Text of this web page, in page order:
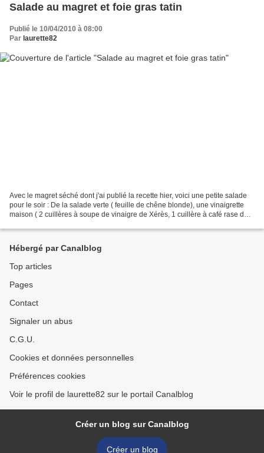
Salade au magret et foie gras tatin
Publié le 10/04/2010 à 08:00
Par laurette82
Avec le magret séché dont j'ai publié la recette hier, voici une petite salade
pour le soir : De la salade verte ( feuille de chêne blonde), une vinaigrette
maison ( 2 cuillères à soupe de vinaigre de Xérès, 1 cuillère à café rase de
Hébergé par Canalblog
Top articles
Pages
Contact
Signaler un abus
C.G.U.
Cookies et données personnelles
Préférences cookies
Voir le profil de laurette82 sur le portail Canalblog
Créer un blog sur Canalblog
Créer un blog